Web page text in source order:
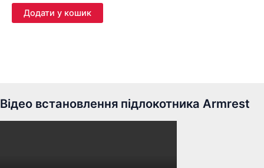
Додати у кошик
Відео встановлення підлокотника Armrest